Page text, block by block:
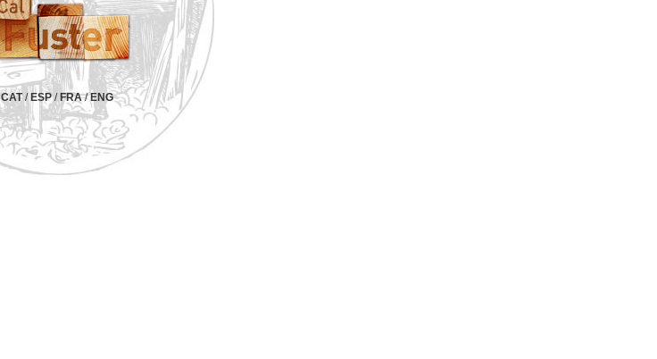
CAT/ ESP/ FRA/ENG